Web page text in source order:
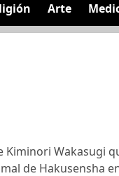
Arte
Wakasugi
de Hakusensha